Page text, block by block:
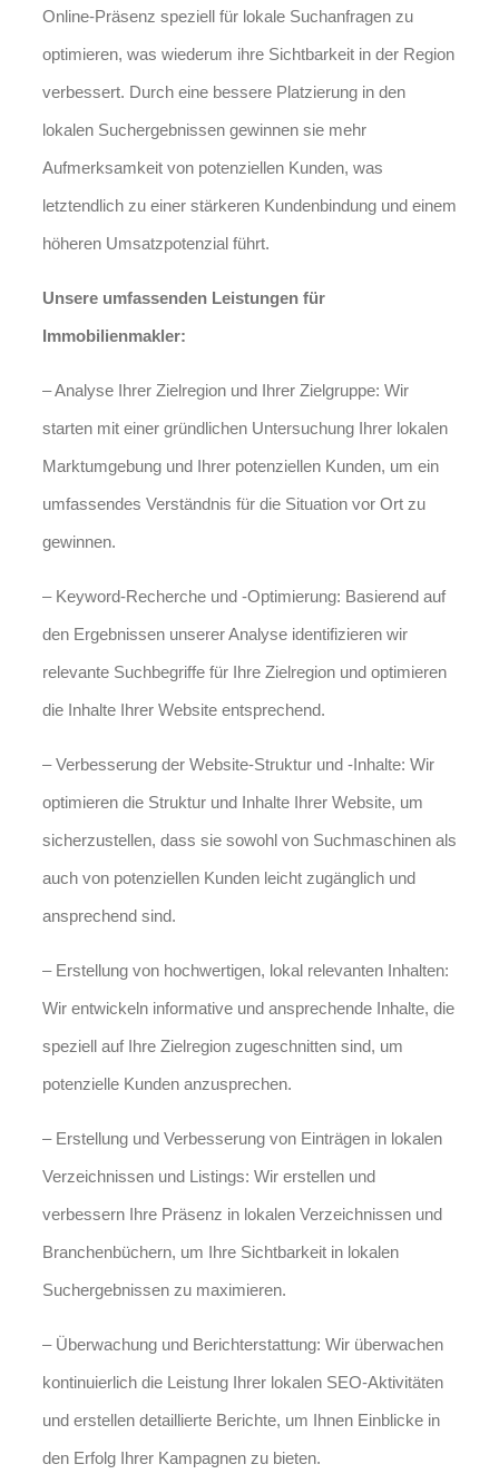
Online-Präsenz speziell für lokale Suchanfragen zu
optimieren, was wiederum ihre Sichtbarkeit in der Region
verbessert. Durch eine bessere Platzierung in den
lokalen Suchergebnissen gewinnen sie mehr
Aufmerksamkeit von potenziellen Kunden, was
letztendlich zu einer stärkeren Kundenbindung und einem
höheren Umsatzpotenzial führt.
Unsere umfassenden Leistungen für
Immobilienmakler:
– Analyse Ihrer Zielregion und Ihrer Zielgruppe: Wir
starten mit einer gründlichen Untersuchung Ihrer lokalen
Marktumgebung und Ihrer potenziellen Kunden, um ein
umfassendes Verständnis für die Situation vor Ort zu
gewinnen.
– Keyword-Recherche und -Optimierung: Basierend auf
den Ergebnissen unserer Analyse identifizieren wir
relevante Suchbegriffe für Ihre Zielregion und optimieren
die Inhalte Ihrer Website entsprechend.
– Verbesserung der Website-Struktur und -Inhalte: Wir
optimieren die Struktur und Inhalte Ihrer Website, um
sicherzustellen, dass sie sowohl von Suchmaschinen als
auch von potenziellen Kunden leicht zugänglich und
ansprechend sind.
– Erstellung von hochwertigen, lokal relevanten Inhalten:
Wir entwickeln informative und ansprechende Inhalte, die
speziell auf Ihre Zielregion zugeschnitten sind, um
potenzielle Kunden anzusprechen.
– Erstellung und Verbesserung von Einträgen in lokalen
Verzeichnissen und Listings: Wir erstellen und
verbessern Ihre Präsenz in lokalen Verzeichnissen und
Branchenbüchern, um Ihre Sichtbarkeit in lokalen
Suchergebnissen zu maximieren.
– Überwachung und Berichterstattung: Wir überwachen
kontinuierlich die Leistung Ihrer lokalen SEO-Aktivitäten
und erstellen detaillierte Berichte, um Ihnen Einblicke in
den Erfolg Ihrer Kampagnen zu bieten.